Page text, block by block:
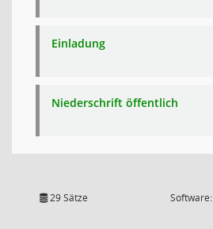
Einladung
Niederschrift öffentlich
29 Sätze Software: